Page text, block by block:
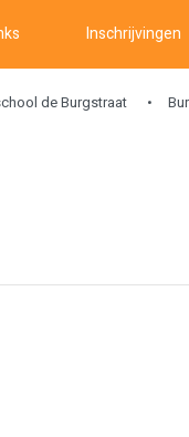
Inschrijvingen
de Burgstraat